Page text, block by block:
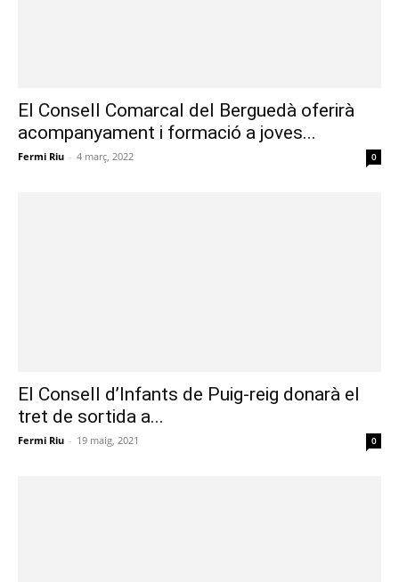
El Consell Comarcal del Berguedà oferirà
acompanyament i formació a joves...
Fermi Riu - 4 març, 2022 0
El Consell d’Infants de Puig-reig donarà el
tret de sortida a...
Fermi Riu - 19 maig, 2021 0